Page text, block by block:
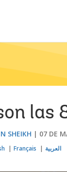
las
SHEIKH 07 DE
Français العربية